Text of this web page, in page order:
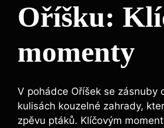
Oříšku:
momenty
V pohádce Oříšek se zásnuby
kulisách kouzelné zahrady,
zpěvu ptáků. Klíčovým